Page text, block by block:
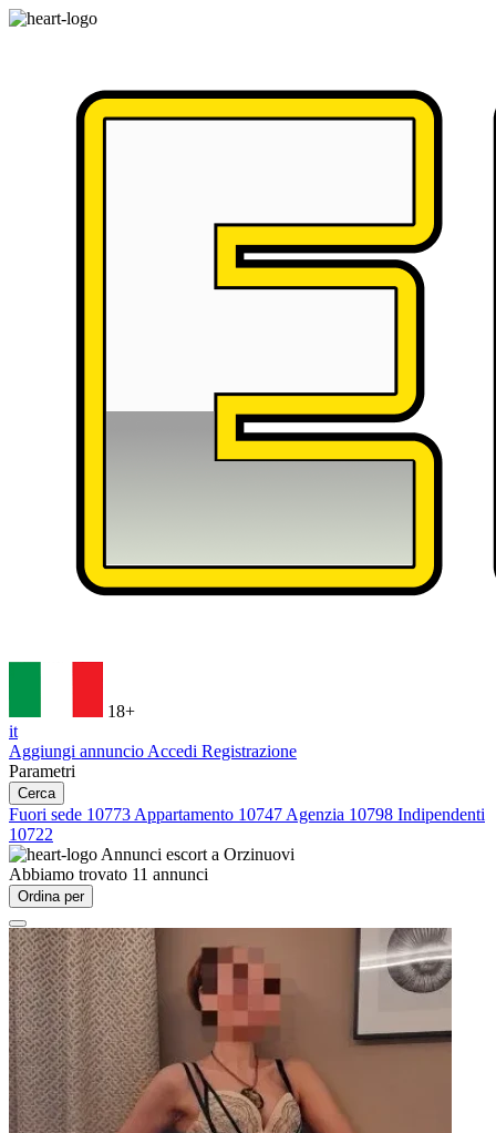
18+
it
Aggiungi annuncio Accedi Registrazione
Parametri
Cerca
Fuori sede 10773 Appartamento 10747 Agenzia 10798 Indipendenti
10722
Annunci escort a Orzinuovi
Abbiamo trovato 11 annunci
Ordina per